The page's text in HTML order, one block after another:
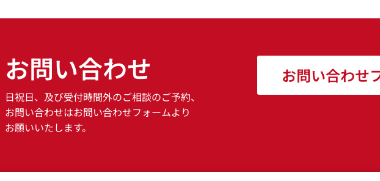
お問い合わせ
日祝日、及び受付時間外のご相談のご予約、
お問い合わせはお問い合わせフォームより
お願いいたします。
お問い合わせ